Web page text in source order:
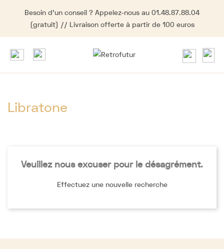
Besoin d'un conseil ? Appelez-nous au 01.48.87.88.04
(gratuit) // Livraison offerte à partir de 100 euros
Libratone
Veuillez nous excuser pour le désagrément.
Effectuez une nouvelle recherche